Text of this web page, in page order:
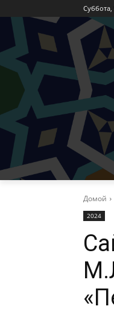
Суббота,
Домой
2024